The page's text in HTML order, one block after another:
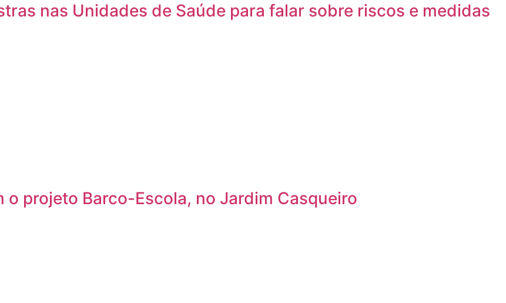
nas Unidades de Saúde para falar sobre riscos e medidas
projeto Barco-Escola, no Jardim Casqueiro